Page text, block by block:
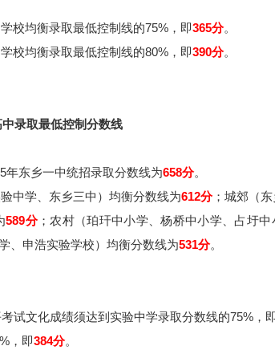
校均衡录取最低控制线的75%，即365分。
校均衡录取最低控制线的80%，即390分。
录取最低控制分数线
年东乡一中统招录取分数线为658分。
中学、东乡三中）均衡分数线为612分；城郊（
589分；农村（珀玕中小学、杨桥中小学、占圩
、申浩实验学校）均衡分数线为531分。
试文化成绩须达到实验中学录取分数线的75%，
，即384分。